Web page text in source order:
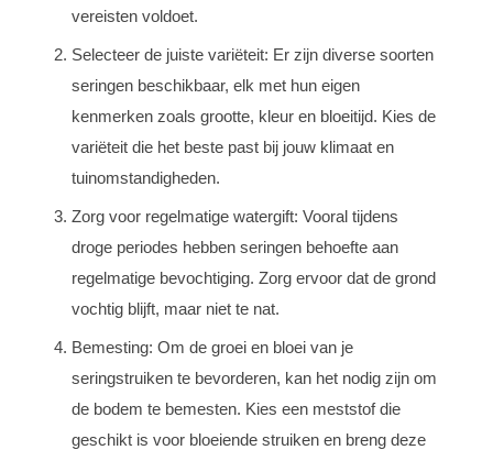
vereisten voldoet.
Selecteer de juiste variëteit: Er zijn diverse soorten
seringen beschikbaar, elk met hun eigen
kenmerken zoals grootte, kleur en bloeitijd. Kies de
variëteit die het beste past bij jouw klimaat en
tuinomstandigheden.
Zorg voor regelmatige watergift: Vooral tijdens
droge periodes hebben seringen behoefte aan
regelmatige bevochtiging. Zorg ervoor dat de grond
vochtig blijft, maar niet te nat.
Bemesting: Om de groei en bloei van je
seringstruiken te bevorderen, kan het nodig zijn om
de bodem te bemesten. Kies een meststof die
geschikt is voor bloeiende struiken en breng deze